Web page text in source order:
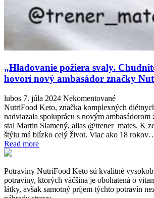
„Hladovanie požiera svaly.
hovorí nový ambasádor značky
lubos 7. júla 2024 Nekomentované
NutriFood Keto, značka komplexných
nadviazala spoluprácu s novým ambasádorom
stal Martin Slamený, alias @trener_mates. K
štýlu má blízko celý život. Viac ako 18
Read more
Potraviny NutriFood Keto sú kvalitné
potraviny, ktorých väčšina je obohatená o
látky, avšak samotný príjem týchto potravín